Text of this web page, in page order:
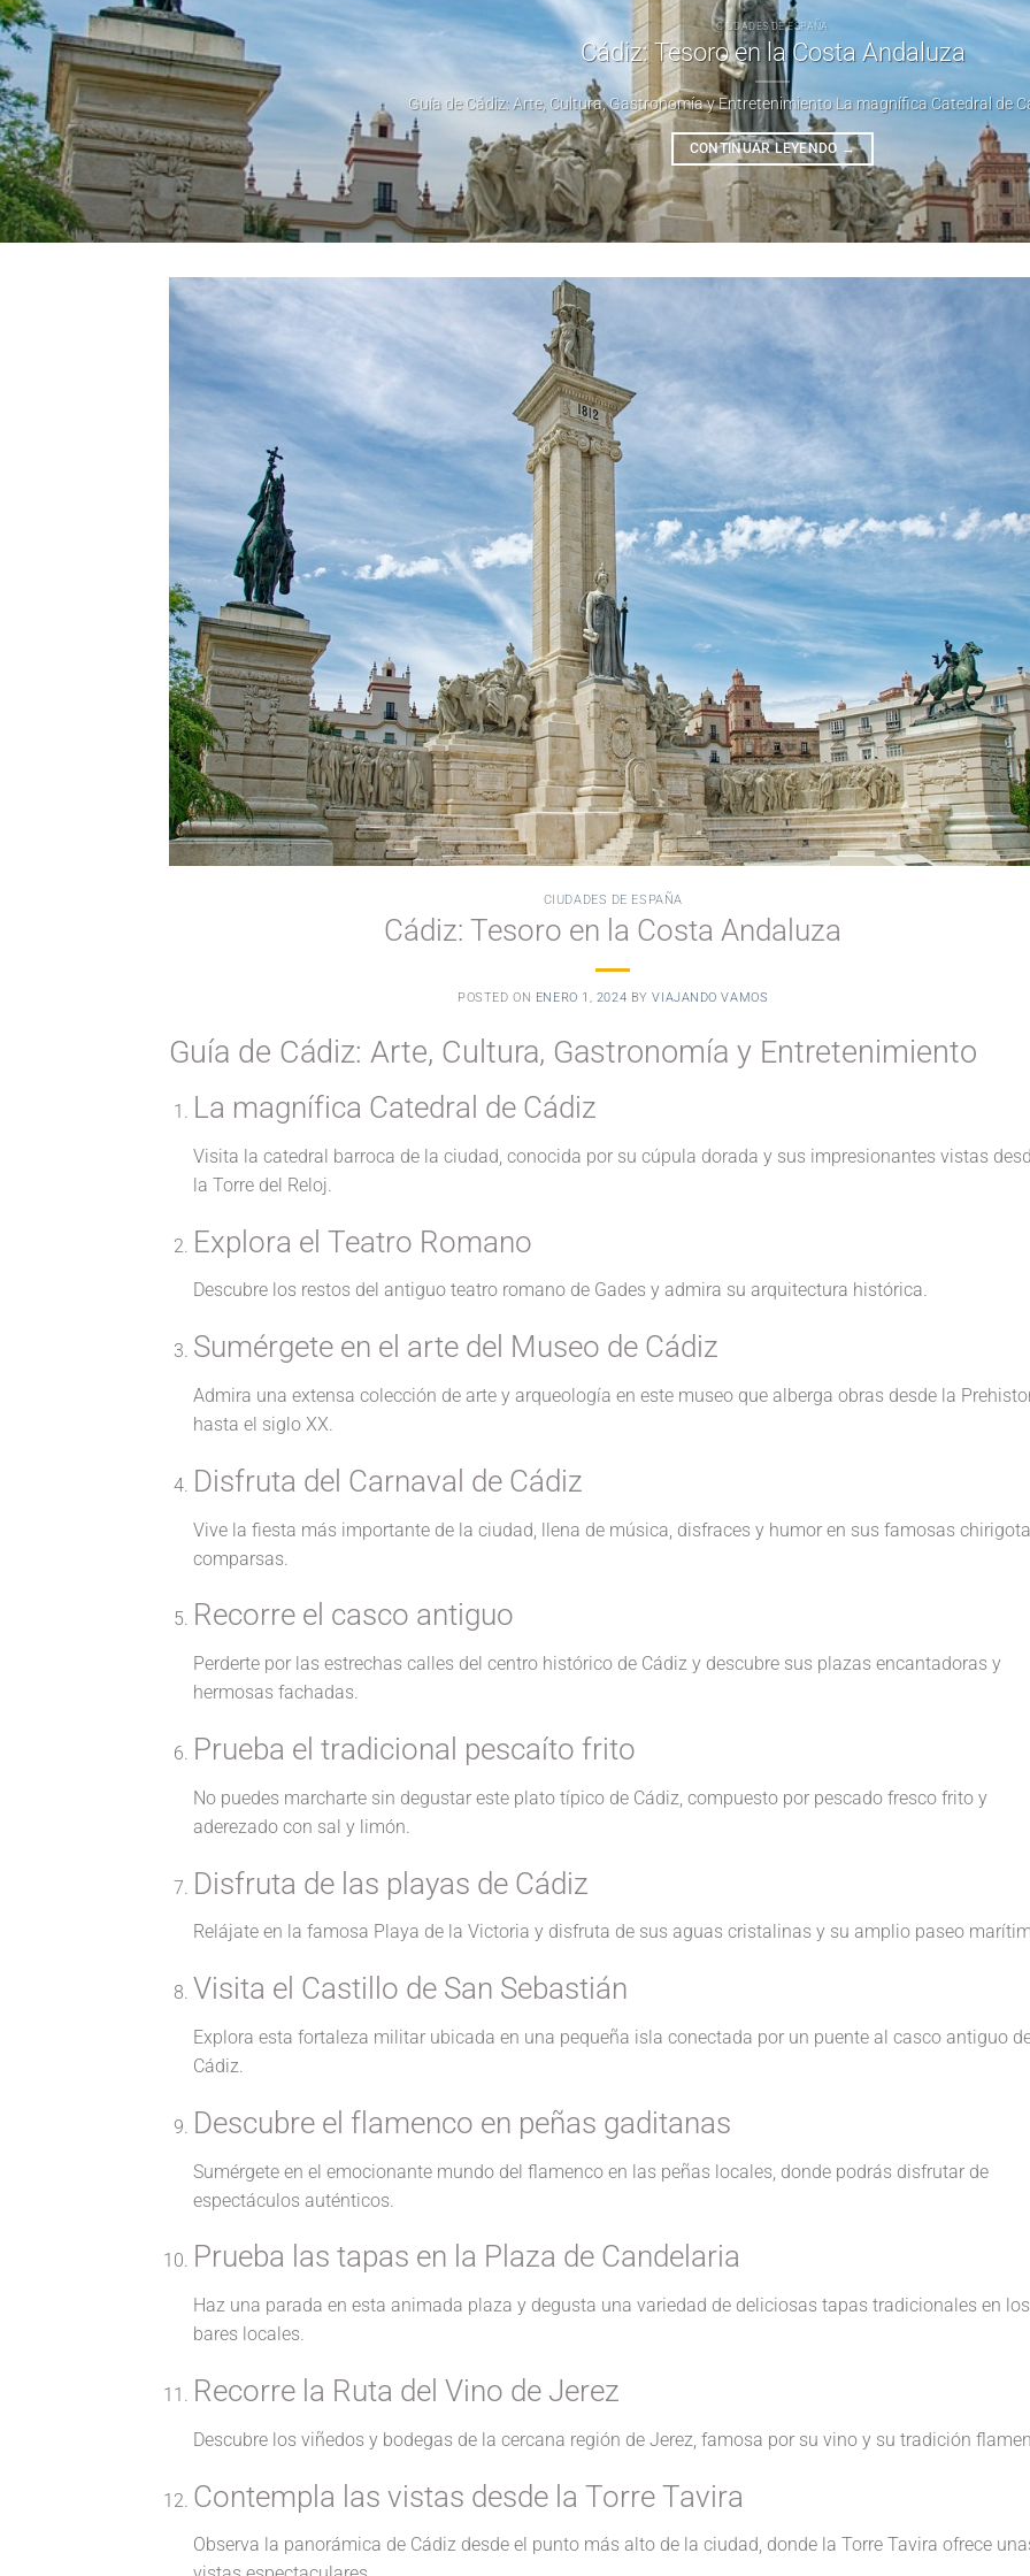
CIUDADES DE ESPAÑA
Cádiz: Tesoro en la Costa Andaluza
Guía de Cádiz: Arte, Cultura, Gastronomía y Entretenimiento La magnífica Catedral de
CONTINUAR LEYENDO →
CIUDADES DE ESPAÑA
Cádiz: Tesoro en la Costa Andaluza
POSTED ON ENERO 1, 2024 BYVIAJANDO VAMOS
Guía de Cádiz: Arte, Cultura, Gastronomía y Entretenimiento
La magnífica Catedral de Cádiz
Visita la catedral barroca de la ciudad, conocida por su cúpula dorada y sus impresionantes vistas
la Torre del Reloj.
Explora el Teatro Romano
Descubre los restos del antiguo teatro romano de Gades y admira su arquitectura histórica.
Sumérgete en el arte del Museo de Cádiz
Admira una extensa colección de arte y arqueología en este museo que alberga obras desde la
hasta el siglo XX.
Disfruta del Carnaval de Cádiz
Vive la fiesta más importante de la ciudad, llena de música, disfraces y humor en sus famosas
comparsas.
Recorre el casco antiguo
Perderte por las estrechas calles del centro histórico de Cádiz y descubre sus plazas encantadoras y
hermosas fachadas.
Prueba el tradicional pescaíto frito
No puedes marcharte sin degustar este plato típico de Cádiz, compuesto por pescado fresco frito y
aderezado con sal y limón.
Disfruta de las playas de Cádiz
Relájate en la famosa Playa de la Victoria y disfruta de sus aguas cristalinas y su amplio paseo
Visita el Castillo de San Sebastián
Explora esta fortaleza militar ubicada en una pequeña isla conectada por un puente al casco antiguo
Cádiz.
Descubre el flamenco en peñas gaditanas
Sumérgete en el emocionante mundo del flamenco en las peñas locales, donde podrás disfrutar de
espectáculos auténticos.
Prueba las tapas en la Plaza de Candelaria
Haz una parada en esta animada plaza y degusta una variedad de deliciosas tapas tradicionales en los
bares locales.
Recorre la Ruta del Vino de Jerez
Descubre los viñedos y bodegas de la cercana región de Jerez, famosa por su vino y su tradición
Contempla las vistas desde la Torre Tavira
Observa la panorámica de Cádiz desde el punto más alto de la ciudad, donde la Torre Tavira ofrece